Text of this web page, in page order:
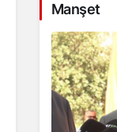
Manşet